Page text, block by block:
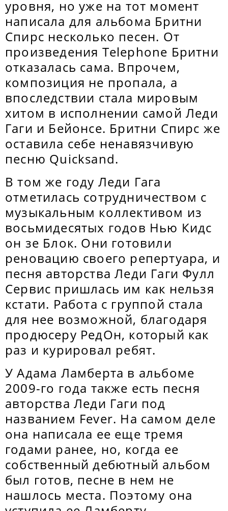
уровня, но уже на тот момент
написала для альбома Бритни
Спирс несколько песен. От
произведения Тelephone Бритни
отказалась сама. Впрочем,
композиция не пропала, а
впоследствии стала мировым
хитом в исполнении самой Леди
Гаги и Бейонсе. Бритни Спирс же
оставила себе ненавязчивую
песню Quicksand.
В том же году Леди Гага
отметилась сотрудничеством с
музыкальным коллективом из
восьмидесятых годов Нью Кидс
он зе Блок. Они готовили
реновацию своего репертуара, и
песня авторства Леди Гаги Фулл
Сервис пришлась им как нельзя
кстати. Работа с группой стала
для нее возможной, благодаря
продюсеру РедОн, который как
раз и курировал ребят.
У Адама Ламберта в альбоме
2009-го года также есть песня
авторства Леди Гаги под
названием Fever. На самом деле
она написала ее еще тремя
годами ранее, но, когда ее
собственный дебютный альбом
был готов, песне в нем не
нашлось места. Поэтому она